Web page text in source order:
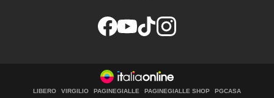
LIBERO VIRGILIO PAGINEGIALLE PAGINEGIALLE SHOP PGCASA